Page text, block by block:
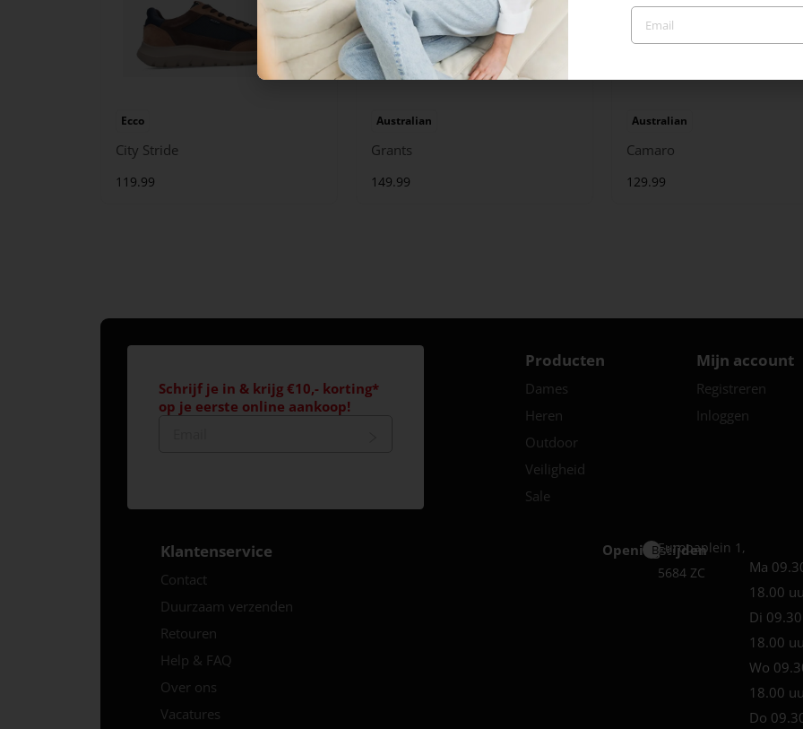
Ecco
City Stride
119.99
Australian
Grants
149.99
Australian
Camaro
129.99
Schrijf je in & krijg €10,- korting*
op je eerste online aankoop!
Producten
Dames
Heren
Outdoor
Veiligheid
Sale
Mijn account
Registreren
Inloggen
Klantenservice
Contact
Duurzaam verzenden
Retouren
Help & FAQ
Over ons
Vacatures
Openingstijden
Best
Europaplein 1,
5684 ZC
Ma
18.00
Di
18.00
Wo
18.00
Do